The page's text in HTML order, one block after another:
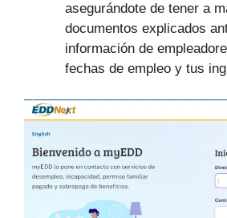
asegurándote de tener a
documentos explicados
información de
fechas de empleo y tus